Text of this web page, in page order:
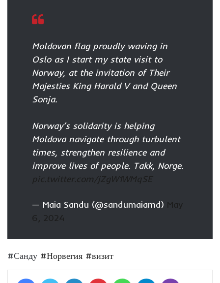
Moldovan flag proudly waving in
Oslo as I start my state visit to
Norway, at the invitation of Their
Majesties King Harald V and Queen
Sonja.
Norway’s solidarity is helping
Moldova navigate through turbulent
times, strengthen resilience and
improve lives of people. Takk, Norge.
pic.twitter.com/jZgW1WMqSE
— Maia Sandu (@sandumaiamd) May
6, 2024
#Санду #Норвегия #визит
FacebookTwitter LinkedIn Pinterest WhatsAppTelegram